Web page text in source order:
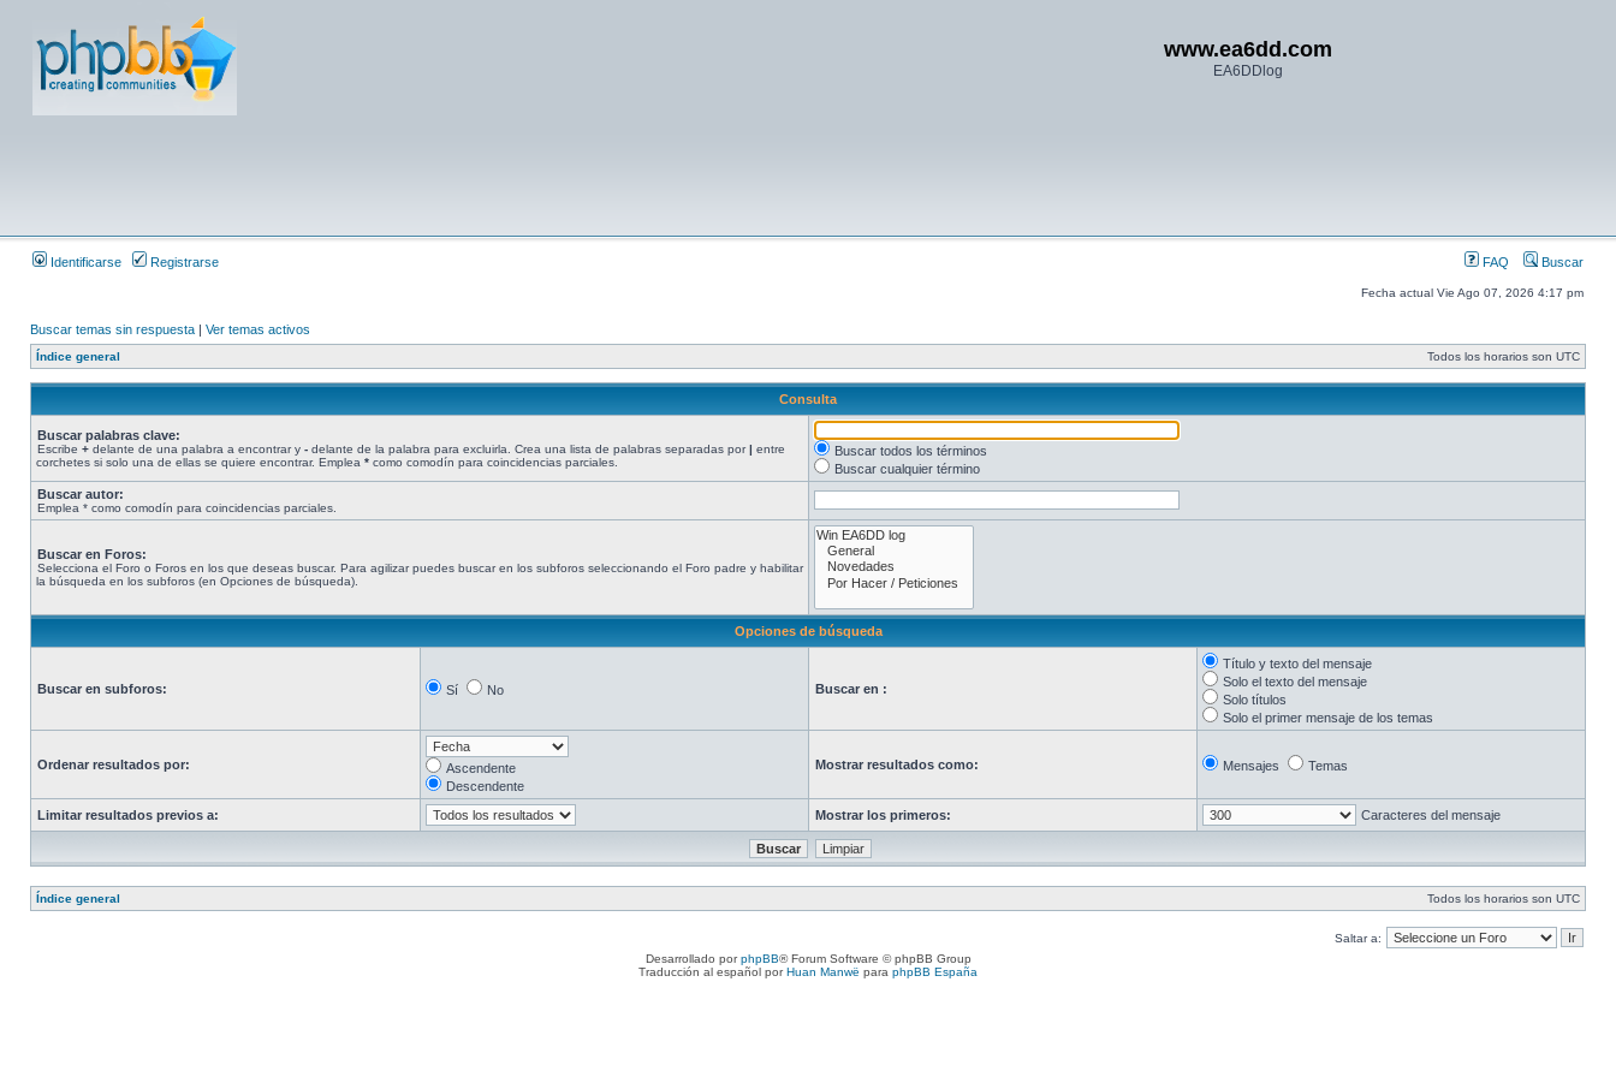
www.ea6dd.com
EA6DDlog
Identificarse Registrarse FAQ Buscar
Fecha actual Vie Ago 07, 2026 4:17 pm
Buscar temas sin respuesta | Ver temas activos
Índice general Todos los horarios son UTC
Consulta
Buscar palabras clave:
Escribe + delante de una palabra a encontrar y - delante de la palabra para excluirla. Crea una lista de palabras separadas por| entre
corchetes si solo una de ellas se quiere encontrar. Emplea * como comodín para coincidencias parciales.
Buscar todos los términos
Buscar cualquier término
Buscar autor:
Emplea * como comodín para coincidencias parciales.
Buscar en Foros:
Selecciona el Foro o Foros en los que deseas buscar. Para agilizar puedes buscar en los subforos seleccionando el Foro padre y habilitar
la búsqueda en los subforos (en Opciones de búsqueda).
Opciones de búsqueda
Buscar en subforos: Sí No Buscar en :
Título y texto del mensaje
Solo el texto del mensaje
Solo títulos
Solo el primer mensaje de los temas
Ordenar resultados por:
Ascendente
Descendente
Mostrar resultados como: Mensajes Temas
Limitar resultados previos a: Mostrar los primeros: Caracteres del mensaje
Índice general Todos los horarios son UTC
Saltar a:
Desarrollado porphpBB® Forum Software © phpBB Group
Traducción al español porHuan Manwë para phpBB España